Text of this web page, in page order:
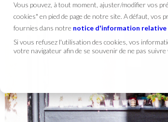
Vous pouvez, à tout moment, ajuster/modifier vos
cookies" en pied de page de notre site. A défaut,
fournies dans notre notice d'information relative
Si vous refusez l'utilisation des cookies, vos
votre navigateur afin de se souvenir de ne pas